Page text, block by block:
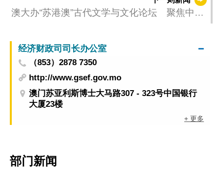
澳大办“苏港澳”古代文学与文化论坛 聚焦中国
经济财政司司长办公室
（853）2878 7350
http://www.gsef.gov.mo
澳门苏亚利斯博士大马路307 - 323号中国银行
大厦23楼
+ 更多
部门新闻